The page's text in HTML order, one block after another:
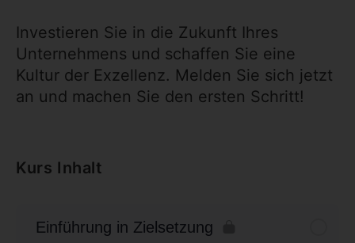
Investieren Sie in die Zukunft Ihres
Unternehmens und schaffen Sie eine
Kultur der Exzellenz. Melden Sie sich jetzt
an und machen Sie den ersten Schritt!
Kurs Inhalt
Einführung in Zielsetzung